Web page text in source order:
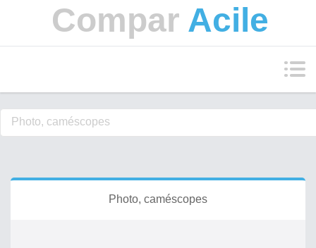
Compar Acile
Photo, caméscopes